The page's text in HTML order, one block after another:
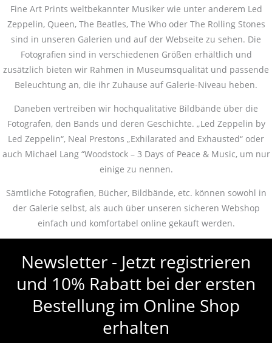
Fine Art Prints weltbekannter Musiker wie unter anderem Led
Zeppelin, Queen, The Beatles, The Who oder The Rolling Stones
sind in unseren Galerien und auf der Webseite zu sehen. Die
Fotografien sind in verschiedenen Größen erhältlich und
zusätzlich bieten wir Rahmen in Museumsqualität und passende
Beleuchtung an, die ihr Zuhause auf Galerie-Niveau heben.
Daneben vertreiben wir hochqualitative Bildbände über die
Fotografen, den Bands und deren Geschichte. „Led Zeppelin by
Led Zeppelin“, Neal Prestons „Exhilarated and Exhausted“ oder
auch Michael Lang “Woodstock – 3 Days of Peace & Music, um nur
einige zu nennen.
Sämtliche Fotografien, Bücher, Bildbände, etc. können sowohl in
der Galerie selbst, als auch über unseren sicheren Webshop
einfach und komfortabel online gekauft werden.
Newsletter - Jetzt registrieren
und 10% Rabatt bei der ersten
Bestellung im Online Shop
erhalten